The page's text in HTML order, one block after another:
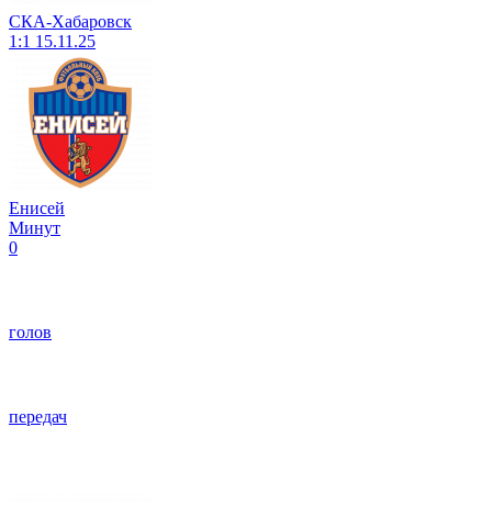
СКА-Хабаровск
1:1 15.11.25
Енисей
Минут
0
голов
передач